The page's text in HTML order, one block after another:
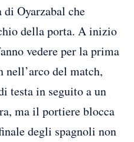
Oyarzabal che
della porta. A inizio
vedere per la prima
del match,
testa in seguito a un
ma il portiere blocca
degli spagnoli non